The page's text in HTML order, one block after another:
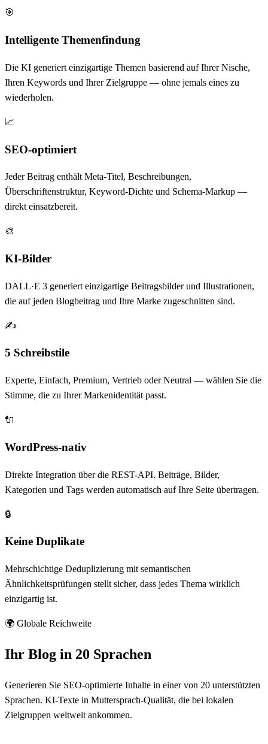
🎯
Intelligente Themenfindung
Die KI generiert einzigartige Themen basierend auf Ihrer Nische,
Ihren Keywords und Ihrer Zielgruppe — ohne jemals eines zu
wiederholen.
📈
SEO-optimiert
Jeder Beitrag enthält Meta-Titel, Beschreibungen,
Überschriftenstruktur, Keyword-Dichte und Schema-Markup —
direkt einsatzbereit.
🎨
KI-Bilder
DALL·E 3 generiert einzigartige Beitragsbilder und Illustrationen,
die auf jeden Blogbeitrag und Ihre Marke zugeschnitten sind.
✍️
5 Schreibstile
Experte, Einfach, Premium, Vertrieb oder Neutral — wählen Sie die
Stimme, die zu Ihrer Markenidentität passt.
🔌
WordPress-nativ
Direkte Integration über die REST-API. Beiträge, Bilder,
Kategorien und Tags werden automatisch auf Ihre Seite übertragen.
🔒
Keine Duplikate
Mehrschichtige Deduplizierung mit semantischen
Ähnlichkeitsprüfungen stellt sicher, dass jedes Thema wirklich
einzigartig ist.
🌍 Globale Reichweite
Ihr Blog in 20 Sprachen
Generieren Sie SEO-optimierte Inhalte in einer von 20 unterstützten
Sprachen. KI-Texte in Muttersprach-Qualität, die bei lokalen
Zielgruppen weltweit ankommen.